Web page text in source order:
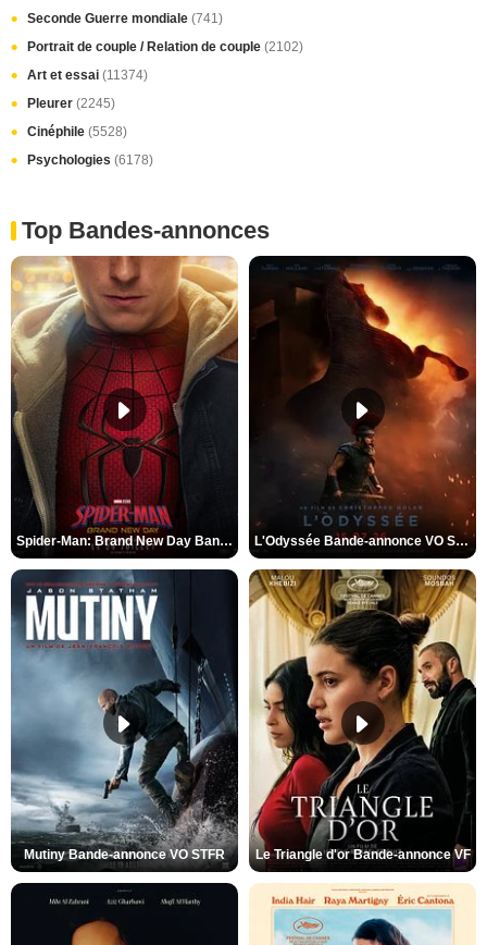
Seconde Guerre mondiale (741)
Portrait de couple / Relation de couple (2102)
Art et essai (11374)
Pleurer (2245)
Cinéphile (5528)
Psychologies (6178)
Top Bandes-annonces
Spider-Man: Brand New Day Bande-annonce VO STFR L'Odyssée Bande-annonce VO STFR
Mutiny Bande-annonce VO STFR Le Triangle d'or Bande-annonce VF